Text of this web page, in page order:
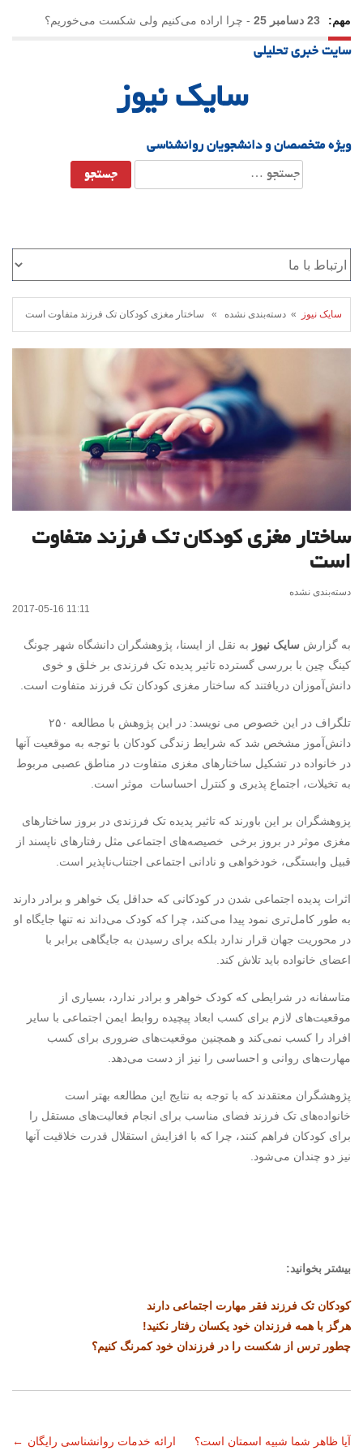
مهم: 23 دسامبر 25 - چرا اراده می‌کنیم ولی شکست می‌خوریم؟
21 دسامبر 25
سایت خبری تحلیلی
سایک نیوز
ویژه متخصصان و دانشجویان روانشناسی
جستجو
برای:
سایک نیوز » دسته‌بندی نشده » ساختار مغزی کودکان تک فرزند متفاوت است
ساختار مغزی کودکان تک فرزند متفاوت
است
دسته‌بندی نشده
2017-05-16 11:11
به گزارش سایک نیوز به نقل از ایسنا، پژوهشگران دانشگاه شهر چونگ
کینگ چین با بررسی گسترده تاثیر پدیده تک فرزندی بر خلق و خوی
دانش‌آموزان دریافتند که ساختار مغزی کودکان تک فرزند متفاوت است.
تلگراف در این خصوص می نویسد: در این پژوهش با مطالعه ۲۵۰
دانش‌آموز مشخص شد که شرایط زندگی کودکان با توجه به موقعیت آنها
در خانواده در تشکیل ساختارهای مغزی متفاوت در مناطق عصبی مربوط
به تخیلات، اجتماع پذیری و کنترل احساسات موثر است.
پزوهشگران بر این باورند که تاثیر پدیده تک فرزندی در بروز ساختارهای
مغزی موثر در بروز برخی خصیصه‌های اجتماعی مثل رفتارهای ناپسند از
قبیل وابستگی، خودخواهی و نادانی اجتماعی اجتناب‌ناپذیر است.
اثرات پدیده اجتماعی شدن در کودکانی که حداقل یک خواهر و برادر دارند
به طور کامل‌تری نمود پیدا می‌کند، چرا که کودک می‌داند نه تنها جایگاه او
در محوریت جهان قرار ندارد بلکه برای رسیدن به جایگاهی برابر با
اعضای خانواده باید تلاش کند.
متاسفانه در شرایطی که کودک خواهر و برادر ندارد، بسیاری از
موقعیت‌های لازم برای کسب ابعاد پیچیده روابط ایمن اجتماعی با سایر
افراد را کسب نمی‌کند و همچنین موقعیت‌های ضروری برای کسب
مهارت‌های روانی و احساسی را نیز از دست می‌دهد.
پژوهشگران معتقدند که با توجه به نتایج این مطالعه بهتر است
خانواده‌های تک فرزند فضای مناسب برای انجام فعالیت‌های مستقل را
برای کودکان فراهم کنند، چرا که با افزایش استقلال قدرت خلاقیت آنها
نیز دو چندان می‌شود.
بیشتر بخوانید:
کودکان تک فرزند فقر مهارت اجتماعی دارند
هرگز با همه فرزندان خود یکسان رفتار نکنید!
چطور ترس از شکست را در فرزندان خود کمرنگ کنیم؟
ناوبری ← ارائه خدمات روانشناسی رایگان آیا ظاهر شما شبیه اسمتان است؟